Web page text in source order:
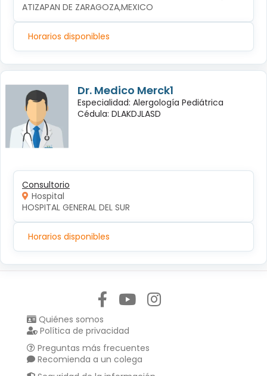
ATIZAPAN DE ZARAGOZA,MEXICO
Horarios disponibles
Dr. Medico Merck1
Especialidad: Alergología Pediátrica
Cédula: DLAKDJLASD
Consultorio
Hospital
HOSPITAL GENERAL DEL SUR
Horarios disponibles
Quiénes somos
Política de privacidad
Preguntas más frecuentes
Recomienda a un colega